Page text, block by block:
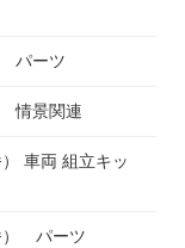
パーツ
情景関連
車両 組立キッ
） パーツ